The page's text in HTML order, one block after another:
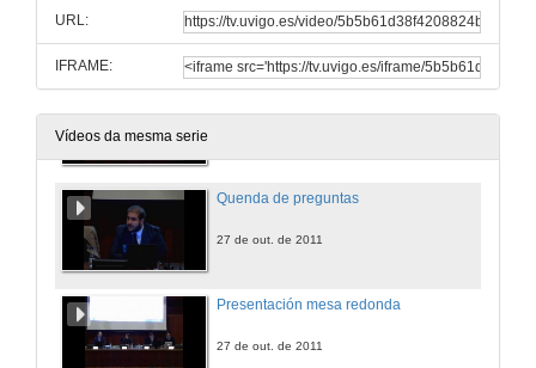
URL:
IFRAME:
Vídeos da mesma serie
27 de out. de 2011
Eficiencia enerxética en accionamientos
Quenda de preguntas
27 de out. de 2011
Presentación mesa redonda
27 de out. de 2011